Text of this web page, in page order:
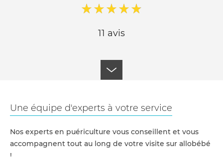
11 avis
Une équipe d'experts à votre service
Nos experts en puériculture vous conseillent et vous
accompagnent tout au long de votre visite sur allobébé